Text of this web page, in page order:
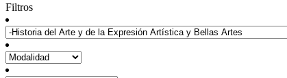
Filtros